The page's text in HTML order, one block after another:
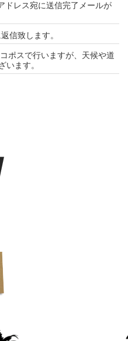
ドレス宛に送信完了メールが
信致します。
ポスで行いますが、天候や道
います。